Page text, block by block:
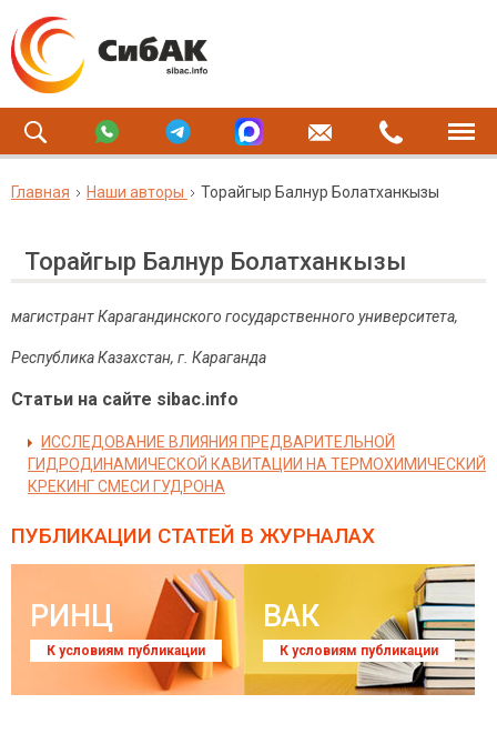
Главная Наши авторы Торайгыр Балнур Болатханкызы
Торайгыр Балнур Болатханкызы
магистрант Карагандинского государственного университета,
Республика Казахстан, г. Караганда
Статьи на сайте sibac.info
ИССЛЕДОВАНИЕ ВЛИЯНИЯ ПРЕДВАРИТЕЛЬНОЙ
ГИДРОДИНАМИЧЕСКОЙ КАВИТАЦИИ НА ТЕРМОХИМИЧЕСКИЙ
КРЕКИНГ СМЕСИ ГУДРОНА
ПУБЛИКАЦИИ СТАТЕЙ В ЖУРНАЛАХ
РИНЦ
К условиям публикации
ВАК
К условиям публикации